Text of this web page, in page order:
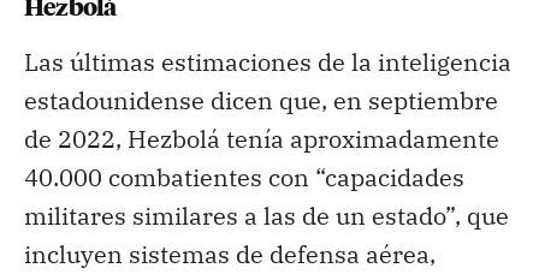
Hezbolá
Las últimas estimaciones de la inteligencia
estadounidense dicen que, en septiembre
de 2022, Hezbolá tenía aproximadamente
40.000 combatientes con “capacidades
militares similares a las de un estado”, que
incluyen sistemas de defensa aérea,